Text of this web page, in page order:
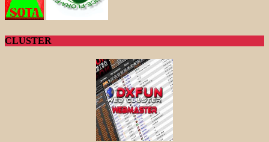
CLUSTER